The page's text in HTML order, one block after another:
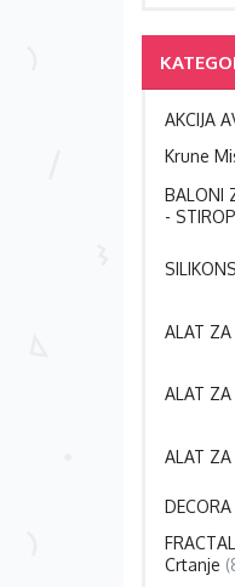
AKCIJA
Krune
BALONI
-
ALAT
ALAT ZA
ALAT ZA
Crtanje